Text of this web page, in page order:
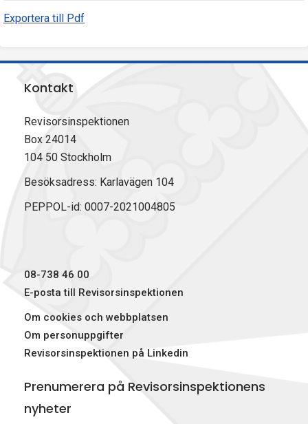
e
Exportera till Pdf
Kontakt
Revisorsinspektionen
Box 24014
104 50 Stockholm
Besöksadress: Karlavägen 104
PEPPOL-id: 0007-2021004805
08-738 46 00
E-posta till Revisorsinspektionen
Om cookies och webbplatsen
Om personuppgifter
Revisorsinspektionen på Linkedin
Prenumerera på Revisorsinspektionens
nyheter